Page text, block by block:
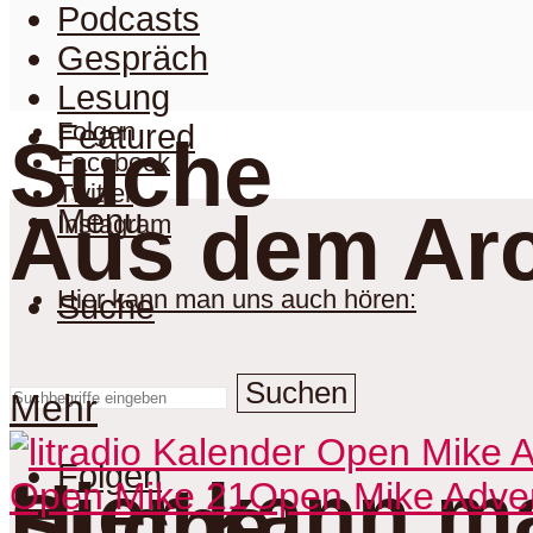
Folgen
Facebook
Twitter
Instagram
Hier kann man uns auch hören:
Suche
Suchen
Folgen
Podcasts
Gespräch
Lesung
Featured
Menu
Suche
Aus dem
Mehr
Open Mike 21Open Mike